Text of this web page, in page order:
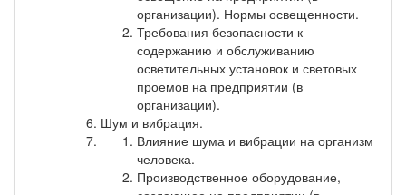
организации). Нормы освещенности.
Требования безопасности к
содержанию и обслуживанию
осветительных установок и световых
проемов на предприятии (в
организации).
Шум и вибрация.
Влияние шума и вибрации на организм
человека.
Производственное оборудование,